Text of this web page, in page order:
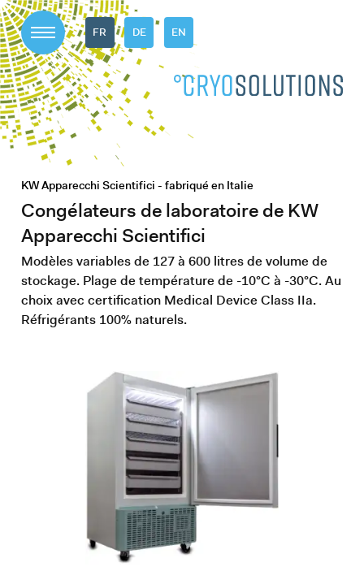
FR DE EN
KW Apparecchi Scientifici - fabriqué en Italie
Congélateurs de laboratoire de KW
Apparecchi Scientifici
Modèles variables de 127 à 600 litres de volume de
stockage. Plage de température de -10°C à -30°C. Au
choix avec certification Medical Device Class IIa.
Réfrigérants 100% naturels.